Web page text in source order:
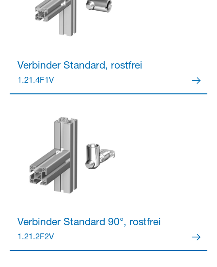
VerbinderStandard, rostfrei
1.21.4F1V
VerbinderStandard 90°, rostfrei
1.21.2F2V